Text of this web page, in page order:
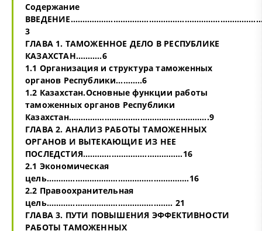
Содержание
3
ГЛАВА 1. ТАМОЖЕННОЕ ДЕЛО В РЕСПУБЛИКЕ
КАЗАХСТАН………..6
1.1 Организация и структура таможенных
органов Республики………..6
1.2 Казахстан.Основные функции работы
таможенных органов Республики
Казахстан…………………………………………………..9
ГЛАВА 2. АНАЛИЗ РАБОТЫ ТАМОЖЕННЫХ
ОРГАНОВ И ВЫТЕКАЮЩИЕ ИЗ НЕЕ
ПОСЛЕДСТИЯ……………………………………16
2.1 Экономическая
цель……………………………………………………16
2.2 Правоохранительная
цель…………………………………………….. 21
ГЛАВА 3. ПУТИ ПОВЫШЕНИЯ ЭФФЕКТИВНОСТИ
РАБОТЫ ТАМОЖЕННЫХ